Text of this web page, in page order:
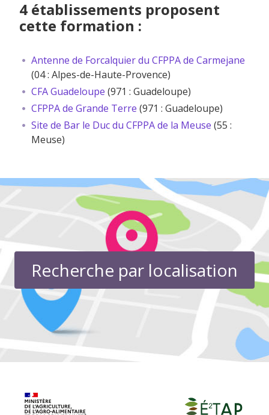
4 établissements proposent
cette formation :
Antenne de Forcalquier du CFPPA de Carmejane
(04 : Alpes-de-Haute-Provence)
CFA Guadeloupe (971 : Guadeloupe)
CFPPA de Grande Terre (971 : Guadeloupe)
Site de Bar le Duc du CFPPA de la Meuse (55 :
Meuse)
Recherche par localisation